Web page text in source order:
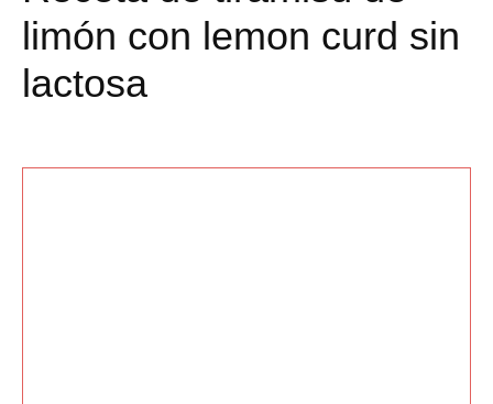
limón con lemon curd sin
lactosa